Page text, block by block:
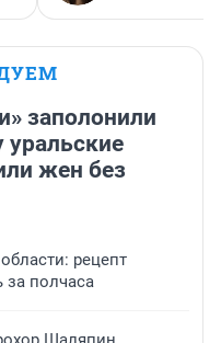
заполонили
уральские
жен без
рецепт
за полчаса